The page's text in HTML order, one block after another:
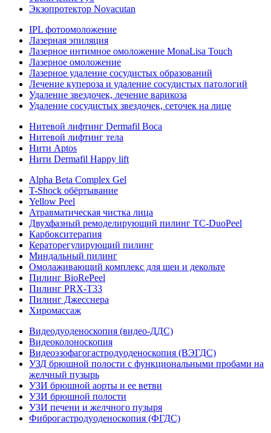
Экзопротектор Novacutan
IPL фотоомоложение
Лазерная эпиляция
Лазерное интимное омоложение MonaLisa Touch
Лазерное омоложение
Лазерное удаление сосудистых образований
Лечение купероза и удаление сосудистых патологий
Удаление звездочек, лечение варикоза
Удаление сосудистых звездочек, сеточек на лице
Нитевой лифтинг Dermafil Boca
Нитевой лифтинг тела
Нити Aptos
Нити Dermafil Happy lift
Alpha Beta Complex Gel
T-Shock обёртывание
Yellow Peel
Атравматическая чистка лица
Двухфазный ремоделирующий пилинг TC-DuoPeel
Карбокситерапия
Кераторегулирующий пилинг
Миндальный пилинг
Омолаживающий комплекс для шеи и декольте
Пилинг BioRePeel
Пилинг PRX-T33
Пилинг Джесснера
Хиромассаж
Видеодуоденоскопия (видео-ДДС)
Видеоколоноскопия
Видеоэзофагогастродуоденоскопия (ВЭГДС)
УЗД брюшной полости с функциональными пробами на
желчный пузырь
УЗИ брюшной аорты и ее ветви
УЗИ брюшной полости
УЗИ печени и желчного пузыря
Фиброгастродуоденоскопия (ФГДС)